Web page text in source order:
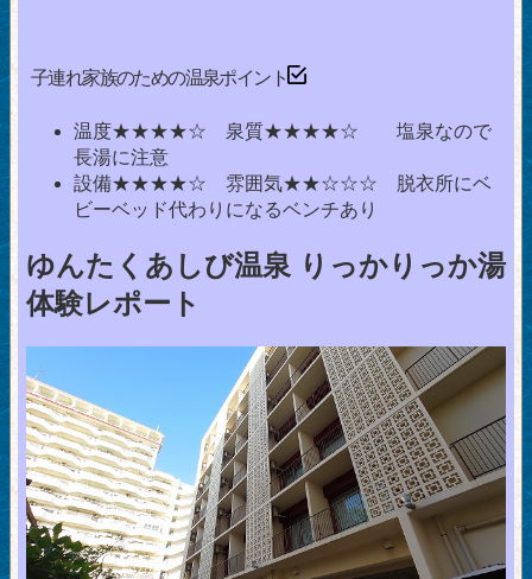
子連れ家族のための温泉ポイント
温度★★★★☆ 泉質★★★★☆ 塩泉なので
長湯に注意
設備★★★★☆ 雰囲気★★☆☆☆ 脱衣所にベ
ビーベッド代わりになるベンチあり
ゆんたくあしび温泉 りっかりっか湯
体験レポート